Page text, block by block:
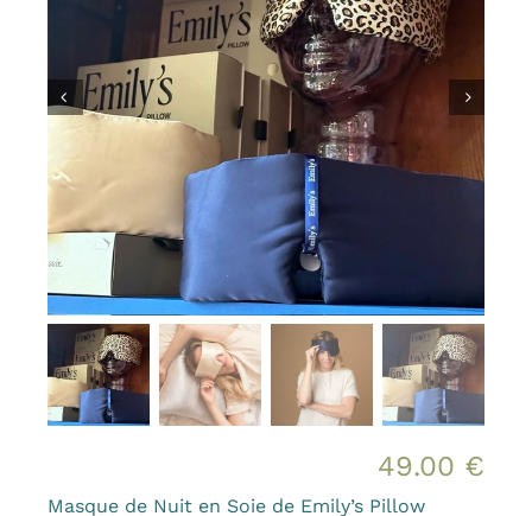
Bougies et senteurs
Les kids de MAMA
Outdoor
Mode
Prix canons
Gamme Made in France
Contact & accès
49.00 €
Masque de Nuit en Soie de Emily’s Pillow